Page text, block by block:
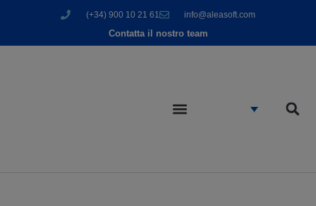
(+34) 900 10 21 61 info@aleasoft.com
Contatta il nostro team